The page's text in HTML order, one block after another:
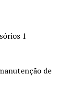
1
de